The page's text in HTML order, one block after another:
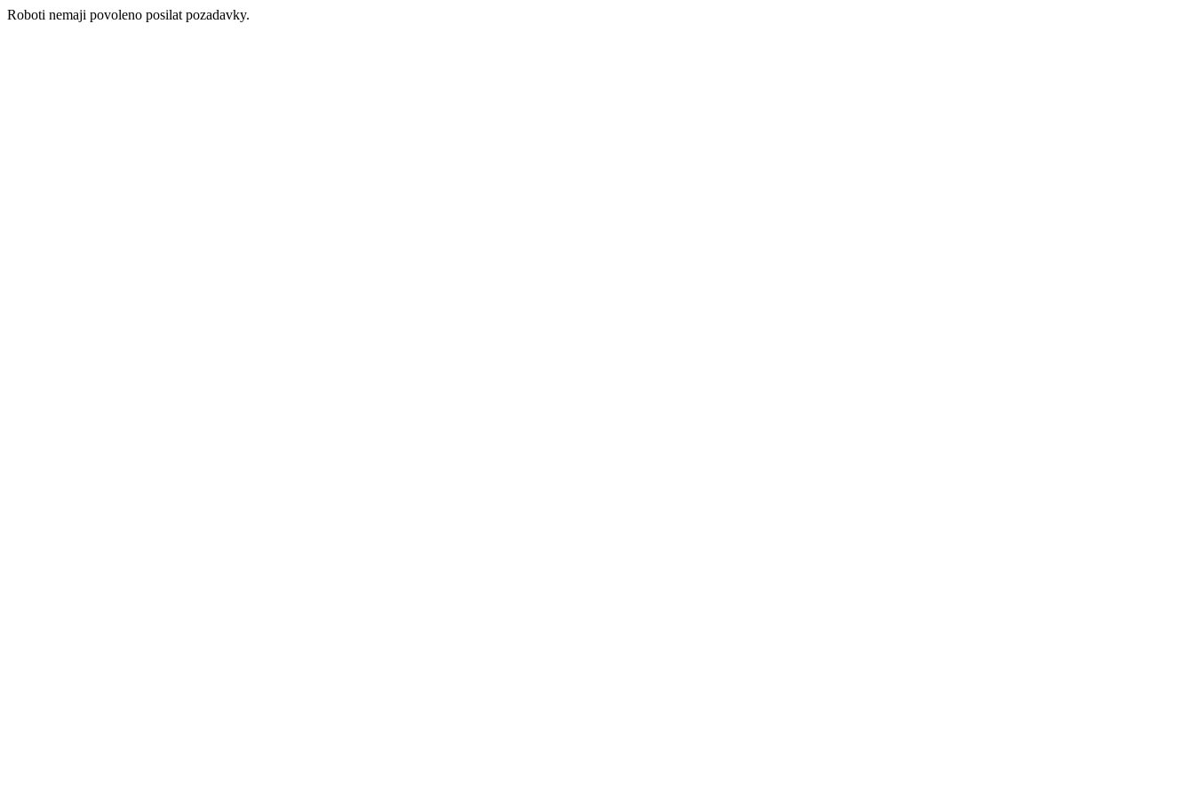
Roboti nemaji povoleno posilat pozadavky.